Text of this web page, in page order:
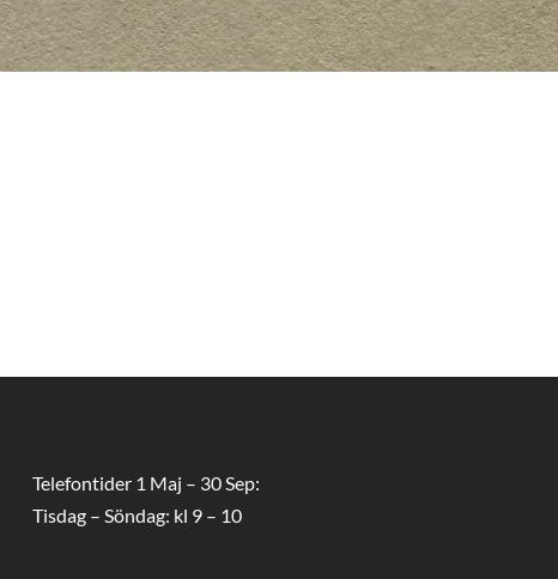
Telefontider 1 Maj – 30 Sep:
Tisdag – Söndag: kl 9 – 10